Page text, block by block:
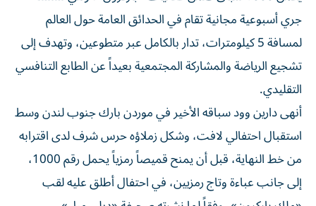
جري أسبوعية مجانية تقام في الحدائق العامة حول العالم
لمسافة 5 كيلومترات، تدار بالكامل عبر متطوعين، وتهدف إلى
تشجيع الرياضة والمشاركة المجتمعية بعيداً عن الطابع التنافسي
التقليدي.
أنهى دارين وود سباقه الأخير في موردن بارك جنوب لندن وسط
استقبال احتفالي لافت، وشكل زملاؤه حرس شرف لدى اقترابه
من خط النهاية، قبل أن يمنح قميصاً رمزياً يحمل رقم 1000،
إلى جانب عباءة وتاج رمزيين، في احتفال أطلق عليه لقب